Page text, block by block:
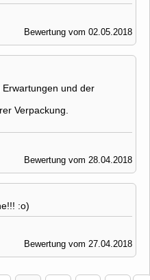
Bewertung vom 02.05.2018
und der
Verpackung.
Bewertung vom 28.04.2018
:o)
Bewertung vom 27.04.2018